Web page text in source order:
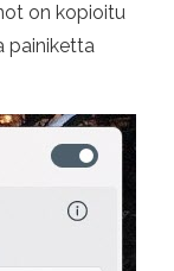
on kopioitu
painiketta